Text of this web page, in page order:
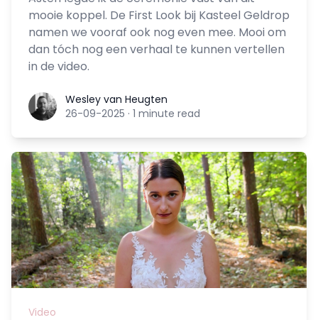
mooie koppel. De First Look bij Kasteel Geldrop
namen we vooraf ook nog even mee. Mooi om
dan tóch nog een verhaal te kunnen vertellen
in de video.
Wesley van Heugten
Wesley van Heugten
26-09-2025 · 1 minute read
Video